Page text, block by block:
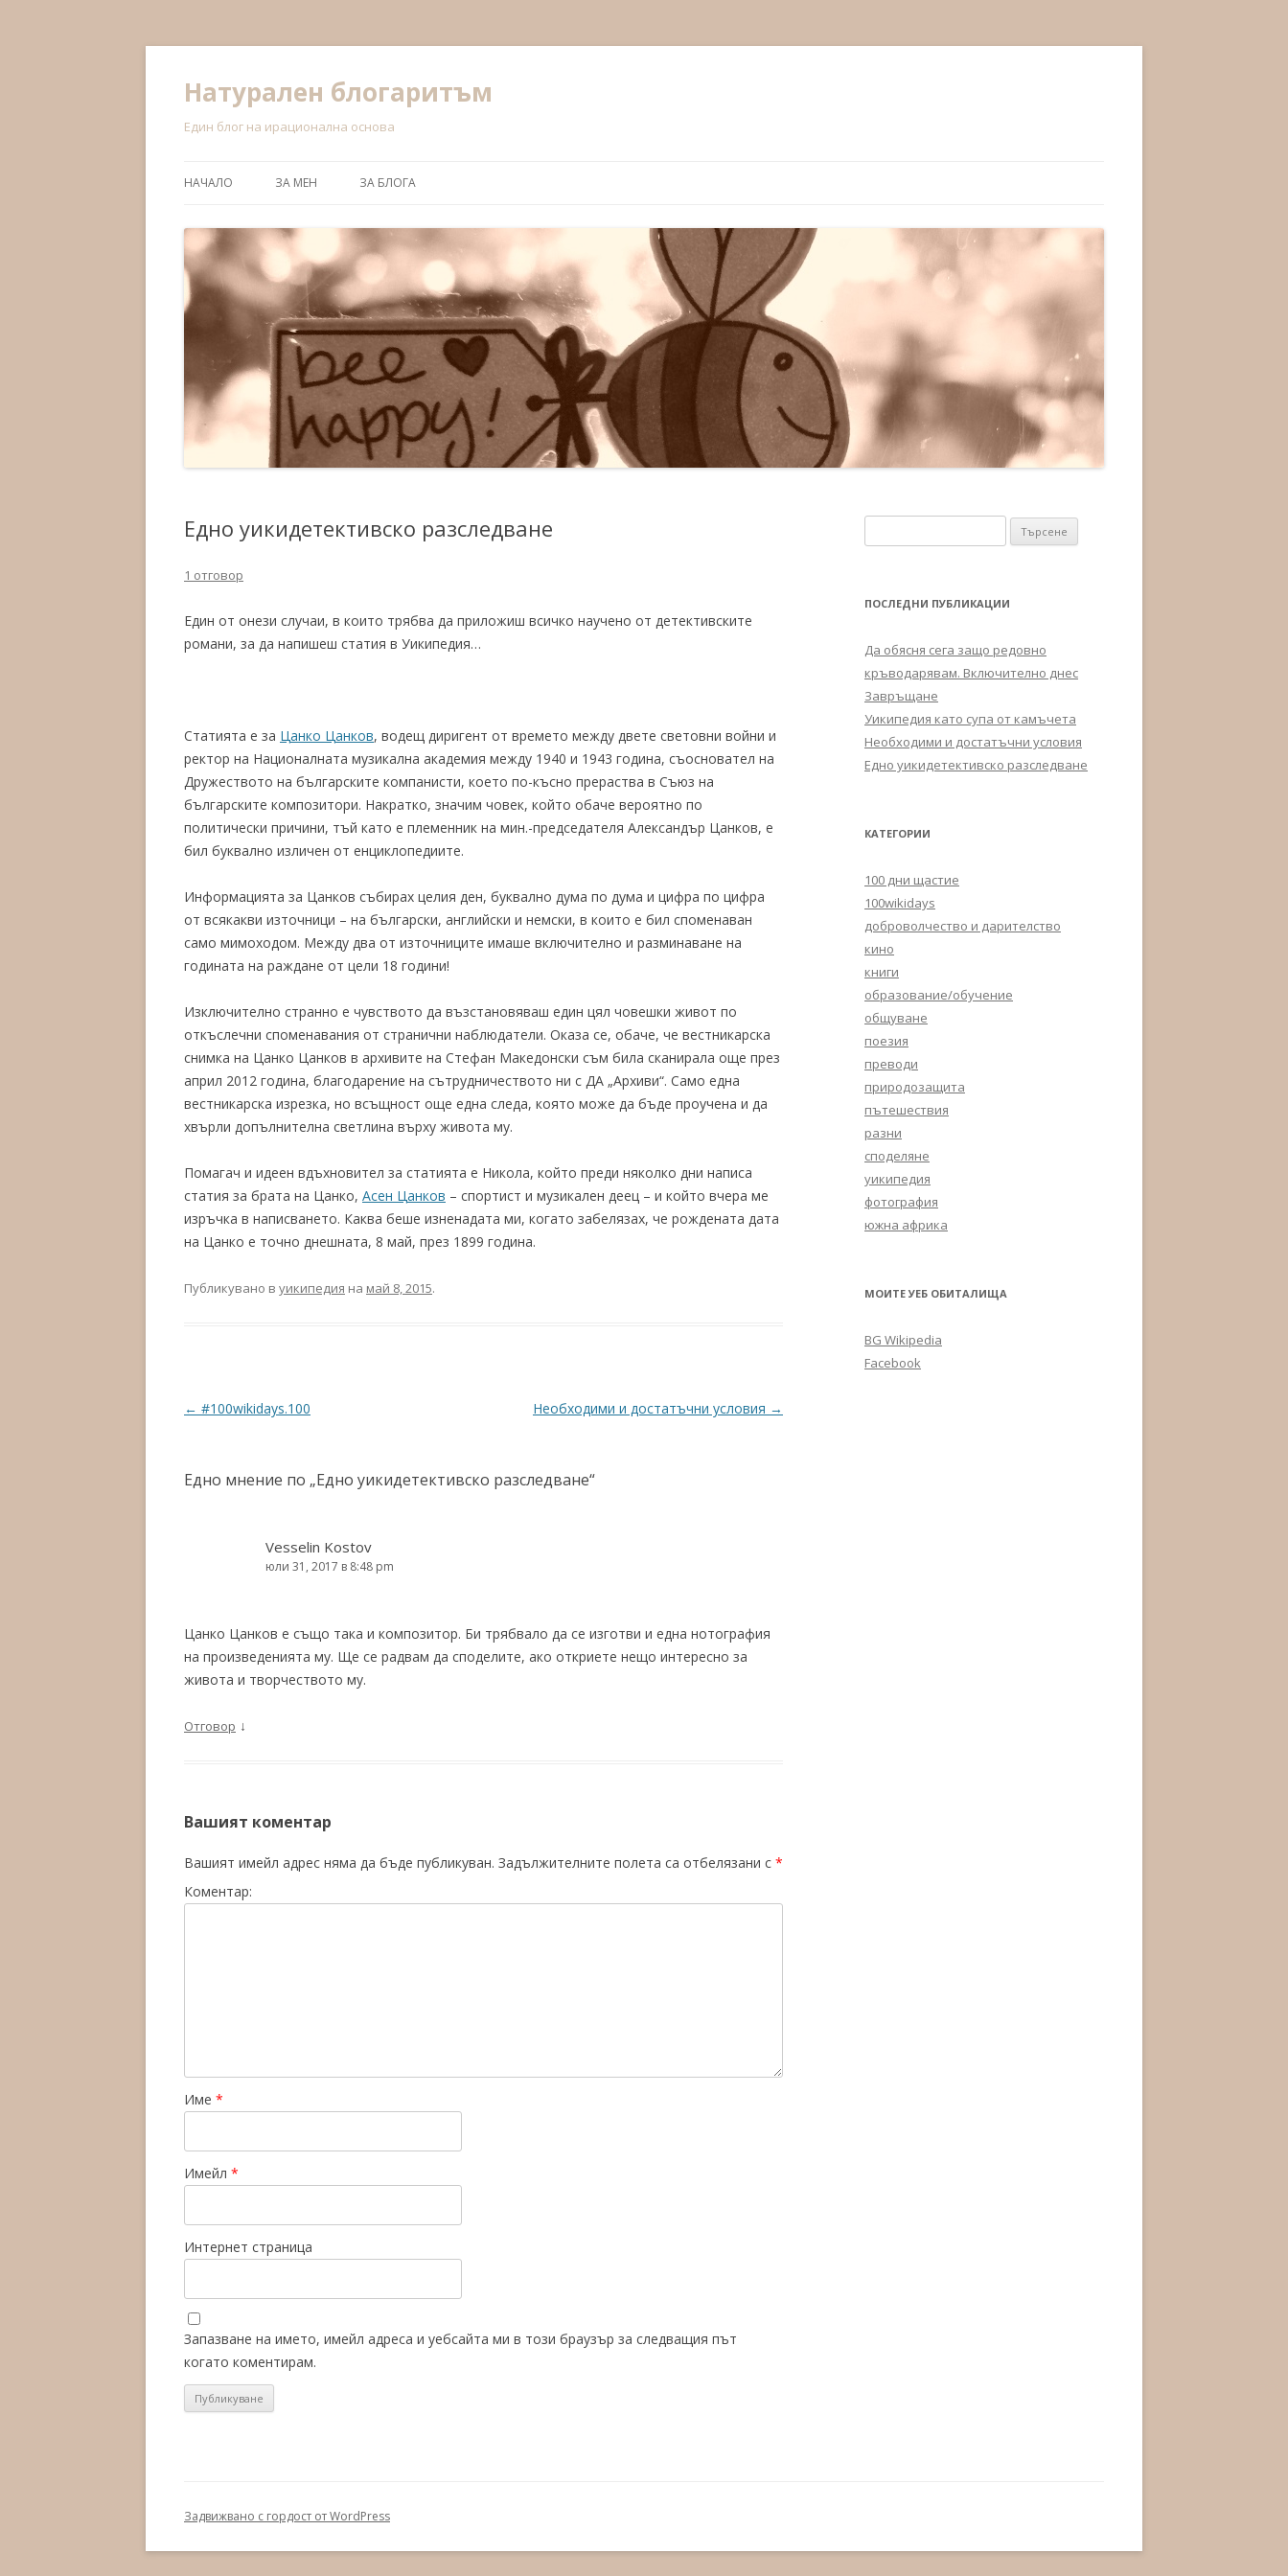
Натурален блогаритъм
Един блог на ирационална основа
НАЧАЛО ЗА МЕН ЗА БЛОГА
Едно уикидетективско разследване
1 отговор
Един от онези случаи, в които трябва да приложиш всичко научено от детективските
романи, за да напишеш статия в Уикипедия…
Статията е за Цанко Цанков, водещ диригент от времето между двете световни войни и
ректор на Националната музикална академия между 1940 и 1943 година, съосновател на
Дружеството на българските компанисти, което по-късно прераства в Съюз на
българските композитори. Накратко, значим човек, който обаче вероятно по
политически причини, тъй като е племенник на мин.-председателя Александър Цанков, е
бил буквално изличен от енциклопедиите.
Информацията за Цанков събирах целия ден, буквално дума по дума и цифра по цифра
от всякакви източници – на български, английски и немски, в които е бил споменаван
само мимоходом. Между два от източниците имаше включително и разминаване на
годината на раждане от цели 18 години!
Изключително странно е чувството да възстановяваш един цял човешки живот по
откъслечни споменавания от странични наблюдатели. Оказа се, обаче, че вестникарска
снимка на Цанко Цанков в архивите на Стефан Македонски съм била сканирала още през
април 2012 година, благодарение на сътрудничеството ни с ДА „Архиви“. Само една
вестникарска изрезка, но всъщност още една следа, която може да бъде проучена и да
хвърли допълнителна светлина върху живота му.
Помагач и идеен вдъхновител за статията е Никола, който преди няколко дни написа
статия за брата на Цанко, Асен Цанков – спортист и музикален деец – и който вчера ме
изръчка в написването. Каква беше изненадата ми, когато забелязах, че рождената дата
на Цанко е точно днешната, 8 май, през 1899 година.
Публикувано в уикипедия на май 8, 2015.
Навигация в публикациите
← #100wikidays.100 Необходими и достатъчни условия →
Едно мнение по „Едно уикидетективско разследване“
Vesselin Kostov
юли 31, 2017 в 8:48 pm
Цанко Цанков е също така и композитор. Би трябвало да се изготви и една нотография
на произведенията му. Ще се радвам да споделите, ако откриете нещо интересно за
живота и творчеството му.
Отговор ↓
Вашият коментар
Вашият имейл адрес няма да бъде публикуван. Задължителните полета са отбелязани с *
Коментар:
Име *
Имейл *
Интернет страница
Запазване на името, имейл адреса и уебсайта ми в този браузър за следващия път
когато коментирам.
ПОСЛЕДНИ ПУБЛИКАЦИИ
Да обясня сега защо редовно
кръводарявам. Включително днес
Завръщане
Уикипедия като супа от камъчета
Необходими и достатъчни условия
Едно уикидетективско разследване
КАТЕГОРИИ
100 дни щастие
100wikidays
доброволчество и дарителство
кино
книги
образование/обучение
общуване
поезия
преводи
природозащита
пътешествия
разни
споделяне
уикипедия
фотография
южна африка
МОИТЕ УЕБ ОБИТАЛИЩА
BG Wikipedia
Facebook
Задвижвано с гордост от WordPress